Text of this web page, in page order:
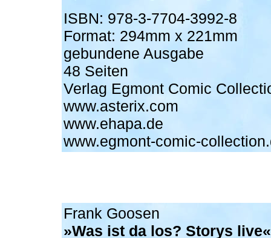
ISBN: 978-3-7704-3992-8
Format: 294mm x 221mm
gebundene Ausgabe
48 Seiten
Verlag Egmont Comic
www.asterix.com
www.ehapa.de
www.egmont-comic-
Frank Goosen
»Was ist da los? Storys live«